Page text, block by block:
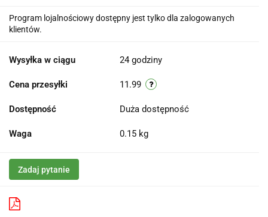
Program lojalnościowy dostępny jest tylko dla zalogowanych
klientów.
Wysyłka w ciągu 24 godziny
Cena przesyłki 11.99
Dostępność Duża dostępność
Waga 0.15 kg
Zadaj pytanie